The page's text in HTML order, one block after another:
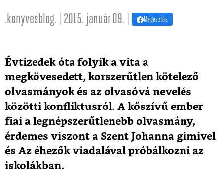
.konyvesblog. | 2015. január 09. | Megosztás
Évtizedek óta folyik a vita a
megkövesedett, korszerűtlen kötelező
olvasmányok és az olvasóvá nevelés
közötti konfliktusról. A kőszívű ember
fiai a legnépszerűtlenebb olvasmány,
érdemes viszont a Szent Johanna gimivel
és Az éhezők viadalával próbálkozni az
iskolákban.